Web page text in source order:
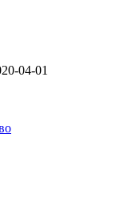
04-01